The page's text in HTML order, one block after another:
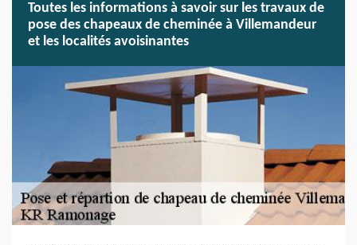
Toutes les informations à savoir sur les travaux de
pose des chapeaux de cheminée à Villemandeur
et les localités avoisinantes